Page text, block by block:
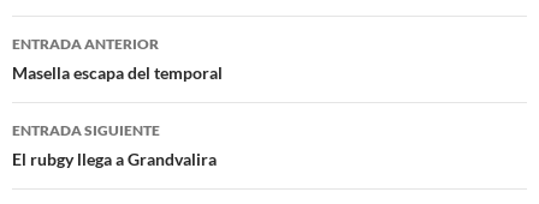
Navegación
de
entradas
ENTRADA ANTERIOR
Masella escapa del temporal
ENTRADA SIGUIENTE
El rubgy llega a Grandvalira